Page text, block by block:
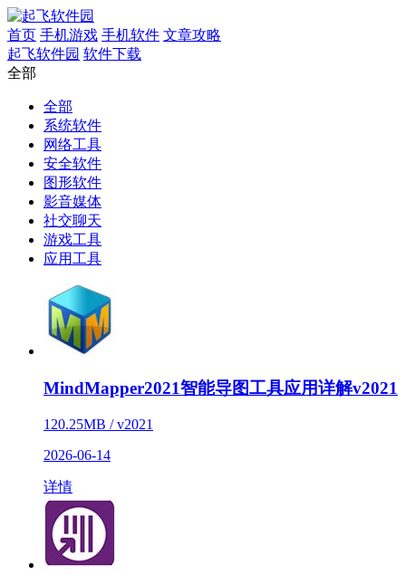
首页 手机游戏 手机软件 文章攻略
起飞软件园 软件下载
全部
全部
系统软件
网络工具
安全软件
图形软件
影音媒体
社交聊天
游戏工具
应用工具
MindMapper2021智能导图工具应用详解v2021
120.25MB / v2021
2026-06-14
详情